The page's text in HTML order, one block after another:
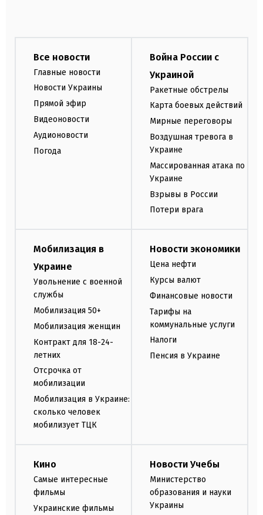
Все новости
Главные новости
Новости Украины
Прямой эфир
Видеоновости
Аудионовости
Погода
Война России с
Украиной
Ракетные обстрелы
Карта боевых действий
Мирные переговоры
Воздушная тревога в
Украине
Массированная атака по
Украине
Взрывы в России
Потери врага
Мобилизация в
Украине
Увольнение с военной
службы
Мобилизация 50+
Мобилизация женщин
Контракт для 18-24-
летних
Отсрочка от
мобилизации
Мобилизация в Украине:
сколько человек
мобилизует ТЦК
Новости экономики
Цена нефти
Курсы валют
Финансовые новости
Тарифы на
коммунальные услуги
Налоги
Пенсия в Украине
Кино
Самые интересные
фильмы
Украинские фильмы
Новости Учебы
Министерство
образования и науки
Украины